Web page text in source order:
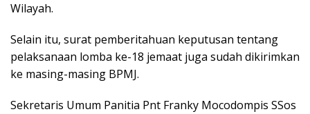
Wilayah.
Selain itu, surat pemberitahuan keputusan tentang
pelaksanaan lomba ke-18 jemaat juga sudah dikirimkan
ke masing-masing BPMJ.
Sekretaris Umum Panitia Pnt Franky Mocodompis SSos